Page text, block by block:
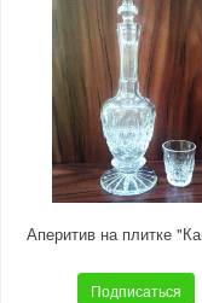
Подписаться